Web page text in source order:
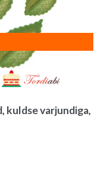
kuldse varjundiga,